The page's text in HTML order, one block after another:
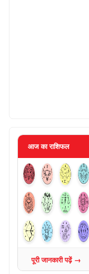
आज का राशिफल
पूरी जानकारी पढ़ें →